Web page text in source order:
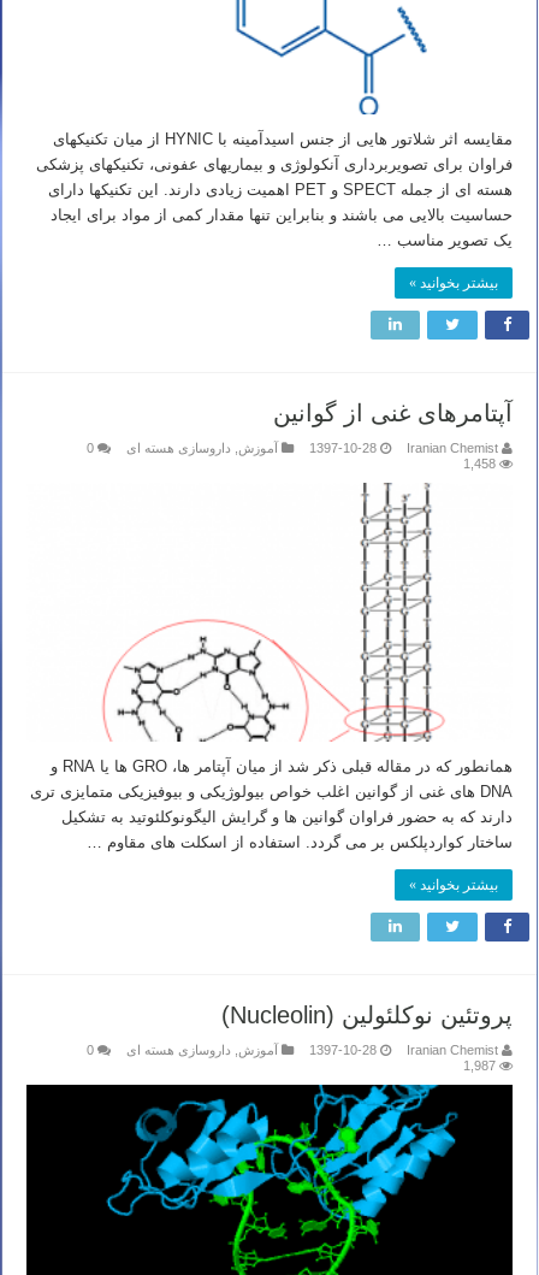
مقایسه اثر شلاتور هایی از جنس اسیدآمینه با HYNIC از میان تکنیک­های
فراوان برای تصویربرداری آنکولوژی و بیماری­های عفونی، تکنیک­های پزشکی
هسته ­ای از جمله SPECT و PET اهمیت زیادی دارند. این تکنیک­ها دارای
حساسیت بالایی می باشند و بنابراین تنها مقدار کمی از مواد برای ایجاد
یک تصویر مناسب …
بیشتر بخوانید »
آپتامرهای غنی از گوانین
Iranian Chemist
1397-10-28 آموزش داروسازی هسته ای
0
1,458
همانطور که در مقاله قبلی ذکر شد از میان آپتامر ها، GRO ها یا RNA و
DNA های غنی از گوانین اغلب خواص بیولوژیکی و بیوفیزیکی متمایزی تری
دارند که به حضور فراوان گوانین ها و گرایش الیگونوکلئوتید به تشکیل
ساختار کواردپلکس بر می گردد. استفاده از اسکلت های مقاوم …
بیشتر بخوانید »
پروتئین نوکلئولین (Nucleolin)
Iranian Chemist
1397-10-28 آموزش داروسازی هسته ای
0
1,987